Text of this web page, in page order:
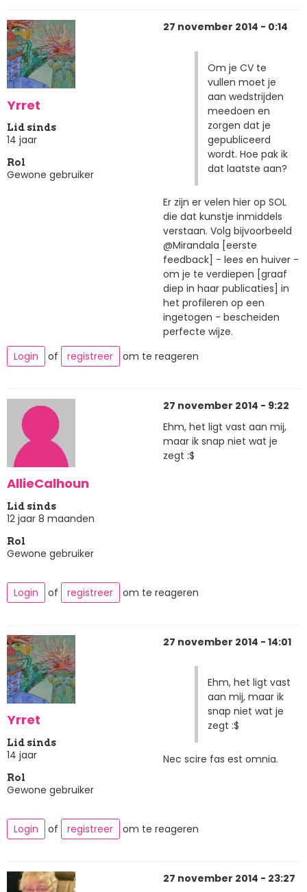
Yrret
Lid sinds
14 jaar
Rol
Gewone gebruiker
27 november 2014 - 0:14
Om je CV te
vullen moet je
aan wedstrijden
meedoen en
zorgen dat je
gepubliceerd
wordt. Hoe pak ik
dat laatste aan?
Er zijn er velen hier op SOL
die dat kunstje inmiddels
verstaan. Volg bijvoorbeeld
@Mirandala [eerste
feedback] - lees en huiver -
om je te verdiepen [graaf
diep in haar publicaties] in
het profileren op een
ingetogen - bescheiden
perfecte wijze.
Login
of registreer om te reageren
AllieCalhoun
Lid sinds
12 jaar 8 maanden
Rol
Gewone gebruiker
27 november 2014 - 9:22
Ehm, het ligt vast aan mij,
maar ik snap niet wat je
zegt :$
Login of registreer om te reageren
Yrret
Lid sinds
14 jaar
Rol
Gewone gebruiker
27 november 2014 - 14:01
Ehm, het ligt vast
aan mij, maar ik
snap niet wat je
zegt :$
Nec scire fas est omnia.
Login of registreer om te reageren
27 november 2014 - 23:27